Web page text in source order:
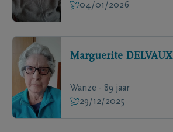
04/01/2026
Marguerite DELVAUX
Wanze - 89 jaar
29/12/2025